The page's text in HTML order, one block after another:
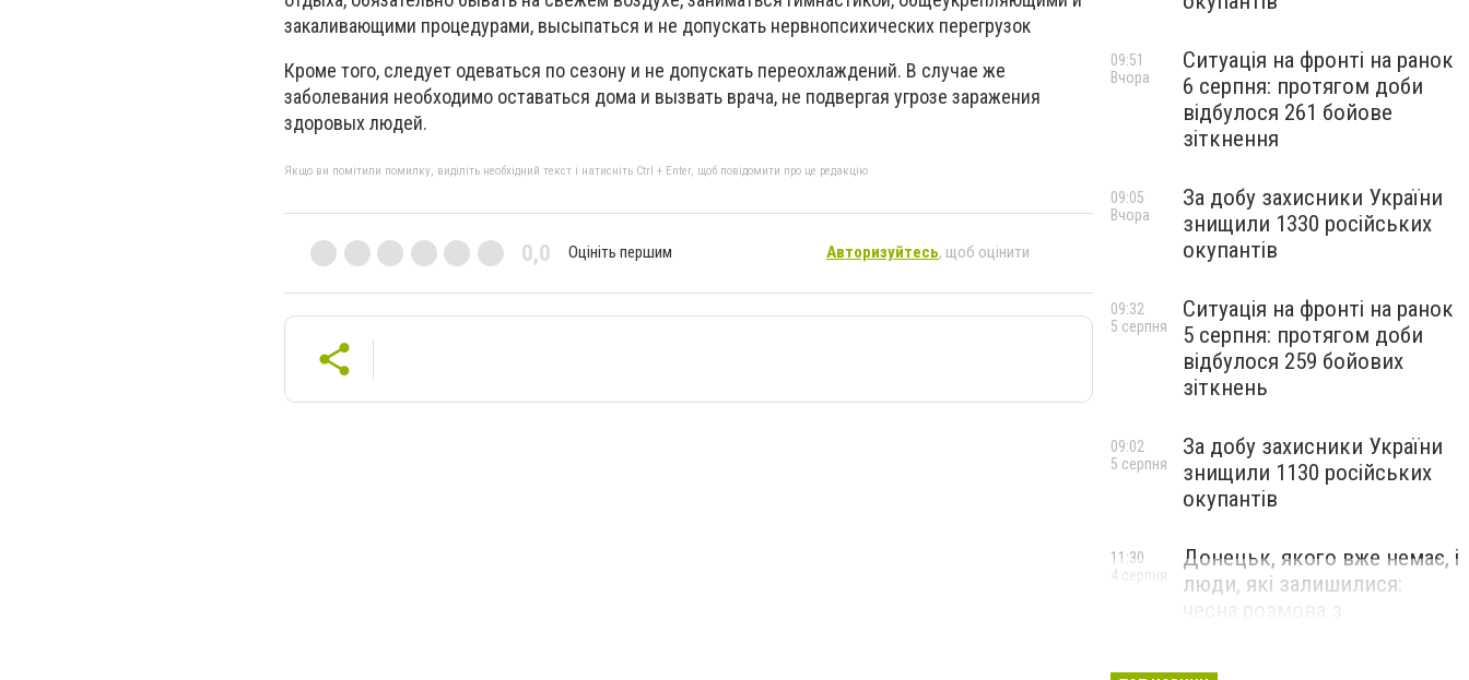
закаливающими процедурами, высыпаться и не допускать нервнопсихических перегрузок
Кроме того, следует одеваться по сезону и не допускать переохлаждений. В случае же
заболевания необходимо оставаться дома и вызвать врача, не подвергая угрозе заражения
здоровых людей.
Якщо ви помітили помилку, виділіть необхідний текст і натисніть Ctrl + Enter, щоб повідомити про це редакцію
0,0 Оцініть першим Авторизуйтесь, щоб оцінити
Ситуація на фронті на ранок
6 серпня: протягом доби
відбулося 261 бойове
зіткнення
09:51
Вчора
За добу захисники України
знищили 1330 російських
окупантів
09:05
Вчора
Ситуація на фронті на ранок
5 серпня: протягом доби
відбулося 259 бойових
зіткнень
09:32
5 серпня
За добу захисники України
знищили 1130 російських
окупантів
09:02
5 серпня
Донецьк, якого вже немає, і
люди, які залишилися:
11:30
4 серпня